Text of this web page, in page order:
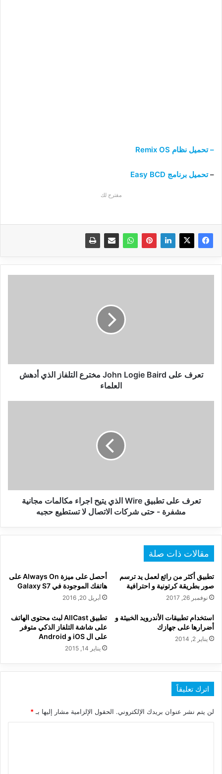
– تحميل نظام Remix OS
–تحميل برنامج Easy BCD
مقترح لك
أدهش
العلماء
تعرف على John Logie Baird مخترع التلفاز الذي أدهش
العلماء
مجانية
مشفرة
تستطيع
حجبه
تعرف على تطبيق Wire الذي يتيح اجراء مكالمات مجانية
مشفرة - حتى شركات الاتصال لا تستطيع حجبه
مقالات ذات صلة
تطبيق أكثر من رائع لعمل يد ترسم
صور بطريقة كرتونية و احترافية
نوفمبر 26, 2017
أحصل على ميزة Always On على
هاتفك الموجودة في Galaxy S7
أبريل 20, 2016
استخدام تطبيقات الأندرويد الخبيثة و
أضرارها على جهازك
يناير 2, 2014
تطبيق AllCast لبث محتوى الهاتف
على شاشة التلفاز الذكي متوفر
على ال iOS و Android
يناير 14, 2015
اترك تعليقاً
لن يتم نشر عنوان بريدك الإلكتروني. الحقول الإلزامية مشار إليها بـ *